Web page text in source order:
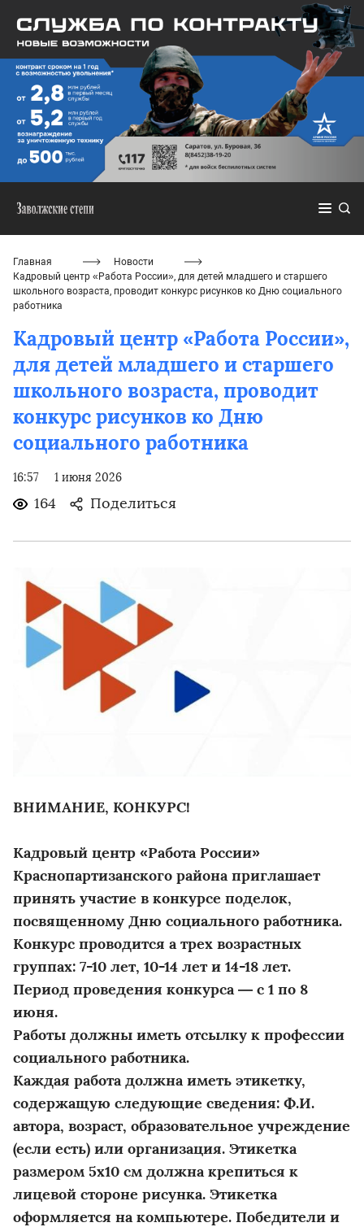
Главная
Новости
Кадровый центр «Работа России», для детей младшего и старшего
школьного возраста, проводит конкурс рисунков ко Дню социального
работника
Кадровый центр «Работа России»,
для детей младшего и старшего
школьного возраста, проводит
конкурс рисунков ко Дню
социального работника
16:57 1 июня 2026
164 Поделиться
ВНИМАНИЕ, КОНКУРС!
Кадровый центр «Работа России»
Краснопартизанского района приглашает
принять участие в конкурсе поделок,
посвященному Дню социального работника.
Конкурс проводится а трех возрастных
группах: 7-10 лет, 10-14 лет и 14-18 лет.
Период проведения конкурса — с 1 по 8
июня.
Работы должны иметь отсылку к профессии
социального работника.
Каждая работа должна иметь этикетку,
содержащую следующие сведения: Ф.И.
автора, возраст, образовательное учреждение
(если есть) или организация. Этикетка
размером 5х10 см должна крепиться к
лицевой стороне рисунка. Этикетка
оформляется на компьютере. Победители и